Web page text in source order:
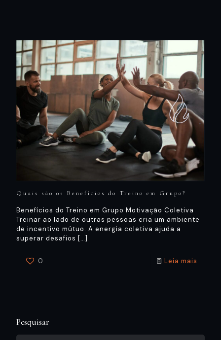
Quais são os Benefícios do Treino em Grupo?
Benefícios do Treino em Grupo Motivação Coletiva
Treinar ao lado de outras pessoas cria um ambiente
de incentivo mútuo. A energia coletiva ajuda a
superar desafios […]
0 Leia mais
Pesquisar